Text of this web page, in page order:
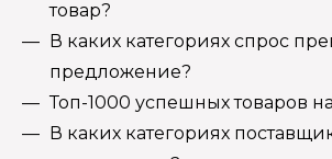
товар?
В каких категориях спрос
предложение?
Топ-1000 успешных товаров
В каких категориях